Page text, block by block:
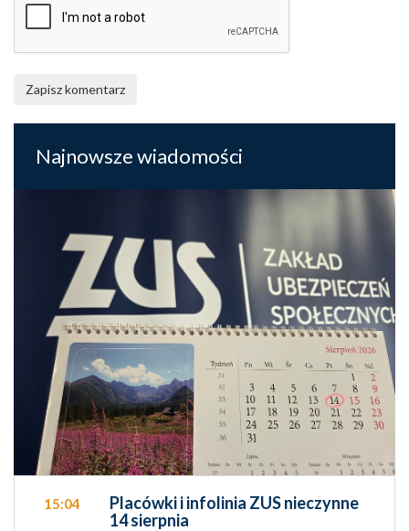
Zapisz komentarz
Najnowsze wiadomości
15:04
Placówki i infolinia ZUS nieczynne
14 sierpnia